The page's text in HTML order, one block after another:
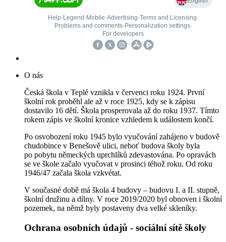
O nás
Česká škola v Teplé vznikla v červenci roku 1924. První
školní rok proběhl ale až v roce 1925, kdy se k zápisu
dostavilo 16 dětí. Škola prosperovala až do roku 1937. Tímto
rokem zápis ve školní kronice vzhledem k událostem končí.
Po osvobození roku 1945 bylo vyučování zahájeno v budově
chudobince v Benešově ulici, neboť budova školy byla
po pobytu německých uprchlíků zdevastována. Po opravách
se ve škole začalo vyučovat v prosinci téhož roku. Od roku
1946/47 začala škola vzkvétat.
V současné době má škola 4 budovy – budovu I. a II. stupně,
školní družinu a dílny. V roce 2019/2020 byl obnoven i školní
pozemek, na němž byly postaveny dva velké skleníky.
Ochrana osobních údajů - sociální sítě školy